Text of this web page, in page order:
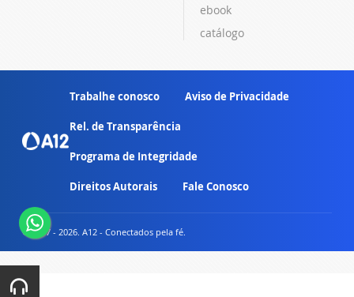
ebook
catálogo
Trabalhe conosco Aviso de Privacidade
Rel. de Transparência
Programa de Integridade
Direitos Autorais Fale Conosco
© 2007 - 2026. A12 - Conectados pela fé.